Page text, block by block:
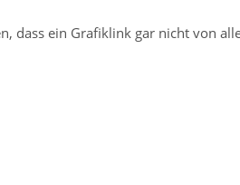
dass ein Grafiklink gar nicht von